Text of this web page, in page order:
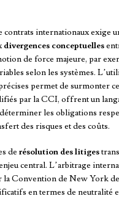
contrats internationaux exige
divergences conceptuelles
de force majeure, par
selon les systèmes.
permet de surmonter
par la CCI, offrent un
les obligations
des risques et des coûts.
de résolution des litiges
central. L’arbitrage
la Convention de New York de
en termes de neutralité